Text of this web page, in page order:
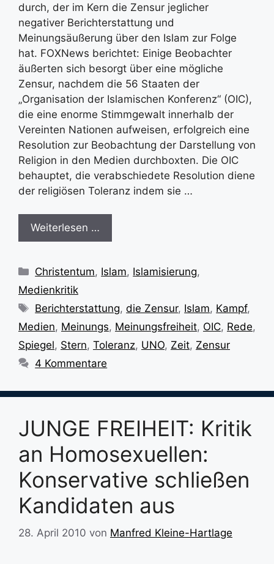
durch, der im Kern die Zensur jeglicher
negativer Berichterstattung und
Meinungsäußerung über den Islam zur Folge
hat. FOXNews berichtet: Einige Beobachter
äußerten sich besorgt über eine mögliche
Zensur, nachdem die 56 Staaten der
„Organisation der Islamischen Konferenz“ (OIC),
die eine enorme Stimmgewalt innerhalb der
Vereinten Nationen aufweisen, erfolgreich eine
Resolution zur Beobachtung der Darstellung von
Religion in den Medien durchboxten. Die OIC
behauptet, die verabschiedete Resolution diene
der religiösen Toleranz indem sie …
Weiterlesen …
Kategorien
Christentum, Islam, Islamisierung,
Medienkritik
Schlagwörter
Berichterstattung,die Zensur, Islam, Kampf,
Medien, Meinungs, Meinungsfreiheit, OIC, Rede,
Spiegel, Stern, Toleranz, UNO, Zeit, Zensur
4 Kommentare
JUNGE FREIHEIT: Kritik
an Homosexuellen:
Konservative schließen
Kandidaten aus
28. April 2010 von Manfred Kleine-Hartlage